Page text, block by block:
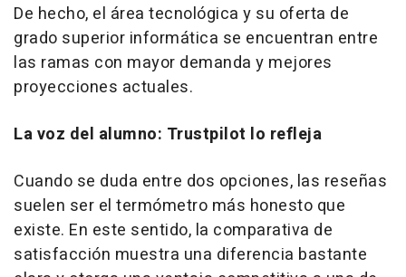
De hecho, el área tecnológica y su oferta de
grado superior informática se encuentran entre
las ramas con mayor demanda y mejores
proyecciones actuales.
La voz del alumno: Trustpilot lo refleja
Cuando se duda entre dos opciones, las reseñas
suelen ser el termómetro más honesto que
existe. En este sentido, la comparativa de
satisfacción muestra una diferencia bastante